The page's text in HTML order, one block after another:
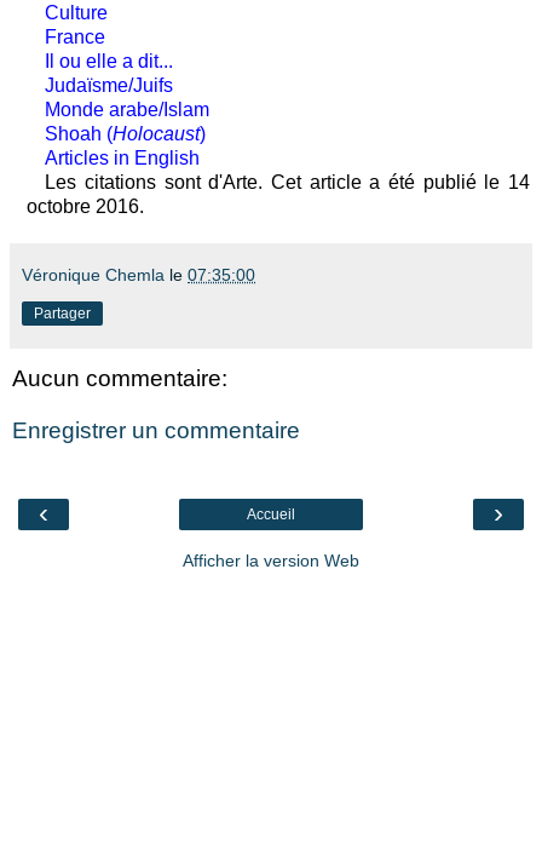
Culture
France
Il ou elle a dit...
Judaïsme/Juifs
Monde arabe/Islam
Shoah (Holocaust)
Articles in English
Les citations sont d'Arte. Cet article a été publié le 14
octobre 2016.
Véronique Chemla le 07:35:00
Partager
Aucun commentaire:
Enregistrer un commentaire
‹ ›
Accueil
Afficher la version Web